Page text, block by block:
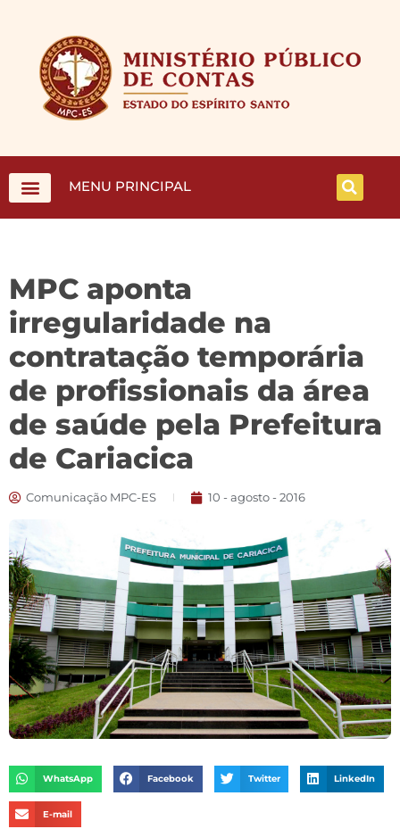
MENU PRINCIPAL
MPC aponta
irregularidade na
contratação temporária
de profissionais da área
de saúde pela Prefeitura
de Cariacica
Comunicação MPC-ES 10 - agosto - 2016
WhatsApp Facebook Twitter LinkedIn
E-mail